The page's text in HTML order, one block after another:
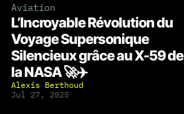
Aviation
L’Incroyable Révolution du
Voyage Supersonique
Silencieux grâce au X-59 de
la NASA 🚀✈️
Alexis Berthoud
Jul 27, 2025